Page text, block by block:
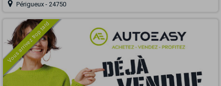
Périgueux - 24750
Vous arrivez trop tard